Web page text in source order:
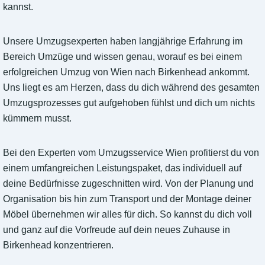
kannst.
Unsere Umzugsexperten haben langjährige Erfahrung im
Bereich Umzüge und wissen genau, worauf es bei einem
erfolgreichen Umzug von Wien nach Birkenhead ankommt.
Uns liegt es am Herzen, dass du dich während des gesamten
Umzugsprozesses gut aufgehoben fühlst und dich um nichts
kümmern musst.
Bei den Experten vom Umzugsservice Wien profitierst du von
einem umfangreichen Leistungspaket, das individuell auf
deine Bedürfnisse zugeschnitten wird. Von der Planung und
Organisation bis hin zum Transport und der Montage deiner
Möbel übernehmen wir alles für dich. So kannst du dich voll
und ganz auf die Vorfreude auf dein neues Zuhause in
Birkenhead konzentrieren.